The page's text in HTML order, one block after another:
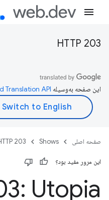
HTTP 203
این صفحه به‌وسیله
صفحه اصلی Shows
203
این مرور مفید بود؟
Utopia